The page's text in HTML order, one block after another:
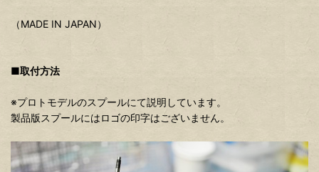
（MADE IN JAPAN）
■取付方法
※プロトモデルのスプールにて説明しています。
製品版スプールにはロゴの印字はございません。